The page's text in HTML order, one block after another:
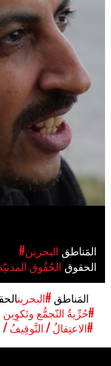
#البحرين
#الحُقُوق
المَناطق #البحرين
#حُرِّيةُ التّجمُّع
#الاعتِقالُ /